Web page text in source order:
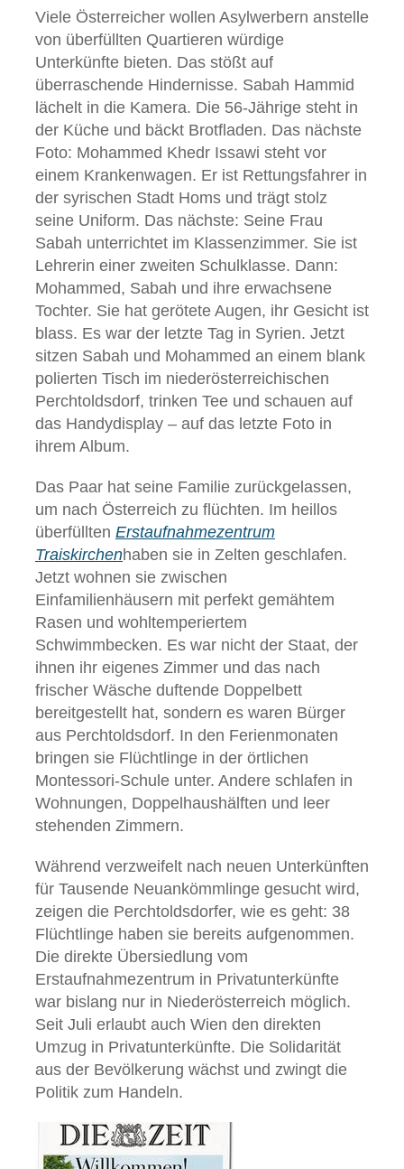
Viele Österreicher wollen Asylwerbern anstelle
von überfüllten Quartieren würdige
Unterkünfte bieten. Das stößt auf
überraschende Hindernisse. Sabah Hammid
lächelt in die Kamera. Die 56-Jährige steht in
der Küche und bäckt Brotfladen. Das nächste
Foto: Mohammed Khedr Issawi steht vor
einem Krankenwagen. Er ist Rettungsfahrer in
der syrischen Stadt Homs und trägt stolz
seine Uniform. Das nächste: Seine Frau
Sabah unterrichtet im Klassenzimmer. Sie ist
Lehrerin einer zweiten Schulklasse. Dann:
Mohammed, Sabah und ihre erwachsene
Tochter. Sie hat gerötete Augen, ihr Gesicht ist
blass. Es war der letzte Tag in Syrien. Jetzt
sitzen Sabah und Mohammed an einem blank
polierten Tisch im niederösterreichischen
Perchtoldsdorf, trinken Tee und schauen auf
das Handydisplay – auf das letzte Foto in
ihrem Album.
Das Paar hat seine Familie zurückgelassen,
um nach Österreich zu flüchten. Im heillos
überfüllten Erstaufnahmezentrum
Traiskirchenhaben sie in Zelten geschlafen.
Jetzt wohnen sie zwischen
Einfamilienhäusern mit perfekt gemähtem
Rasen und wohltemperiertem
Schwimmbecken. Es war nicht der Staat, der
ihnen ihr eigenes Zimmer und das nach
frischer Wäsche duftende Doppelbett
bereitgestellt hat, sondern es waren Bürger
aus Perchtoldsdorf. In den Ferienmonaten
bringen sie Flüchtlinge in der örtlichen
Montessori-Schule unter. Andere schlafen in
Wohnungen, Doppelhaushälften und leer
stehenden Zimmern.
Während verzweifelt nach neuen Unterkünften
für Tausende Neuankömmlinge gesucht wird,
zeigen die Perchtoldsdorfer, wie es geht: 38
Flüchtlinge haben sie bereits aufgenommen.
Die direkte Übersiedlung vom
Erstaufnahmezentrum in Privatunterkünfte
war bislang nur in Niederösterreich möglich.
Seit Juli erlaubt auch Wien den direkten
Umzug in Privatunterkünfte. Die Solidarität
aus der Bevölkerung wächst und zwingt die
Politik zum Handeln.